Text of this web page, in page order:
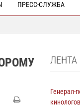
ПРЕСС-СЛУЖБА
ЛЕНТА
Генерал-